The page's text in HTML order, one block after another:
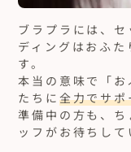
ブラプラには、
ディングはおふた
す。
本当の意味で「
たちに 全力でサ
準備中の方も、
ッフがお待ちして